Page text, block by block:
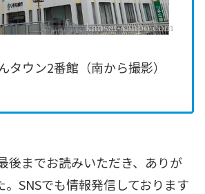
タウン2番館（南から撮影）
後までお読みいただき、ありが
。SNSでも情報発信しております